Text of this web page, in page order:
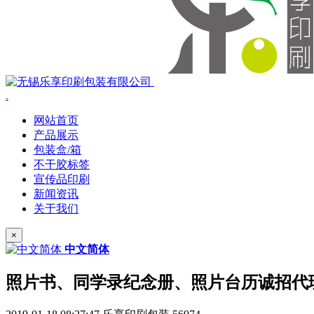
.
网站首页
产品展示
包装盒/箱
不干胶标签
宣传品印刷
新闻资讯
关于我们
×
中文简体
照片书、同学录纪念册、照片台历诚招代